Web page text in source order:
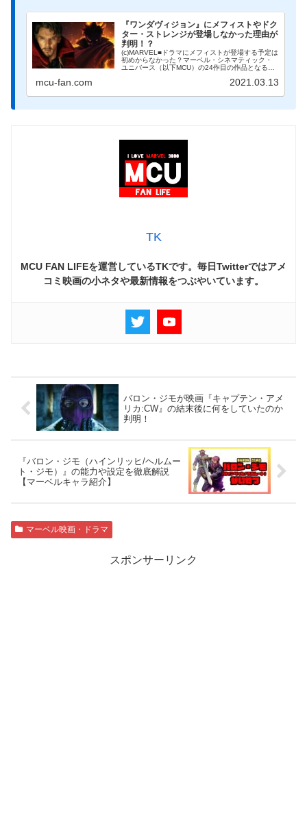
『ワンダヴィジョン』にメフィストやドク
ター・ストレンジが登場しなかった理由が
判明！？
(c)MARVEL■ドラマにメフィストが登場する予定は
初めからなかった？マーベル・シネマティック・
ユニバース（以下MCU）の24作目の作品となるド
サーであるジャック・シェイファー氏がドラマの
mcu-fan.com 2021.03.13
TK
MCU FAN LIFEを運営しているTKです。毎日Twitterではアメ
コミ映画の小ネタや最新情報をつぶやいています。
バロン・ジモが映画『キャプテン・アメ
リカ:CW』の結末後に何をしていたのか
判明！
『バロン・ジモ（ハインリッヒ/ヘルムー
ト・ジモ）』の能力や設定を徹底解説
【マーベルキャラ紹介】
マーベル映画・ドラマ
スポンサーリンク